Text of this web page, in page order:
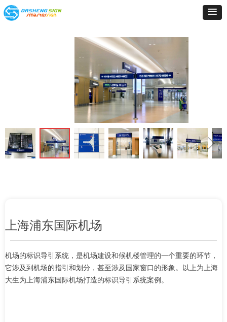
上海浦东国际机场
机场的标识导引系统，是机场建设和候机楼管理的一个重要的环节，
它涉及到机场的指引和划分，甚至涉及国家窗口的形象。以上为上海
大生为上海浦东国际机场打造的标识导引系统案例。
ꁆ ꁇ